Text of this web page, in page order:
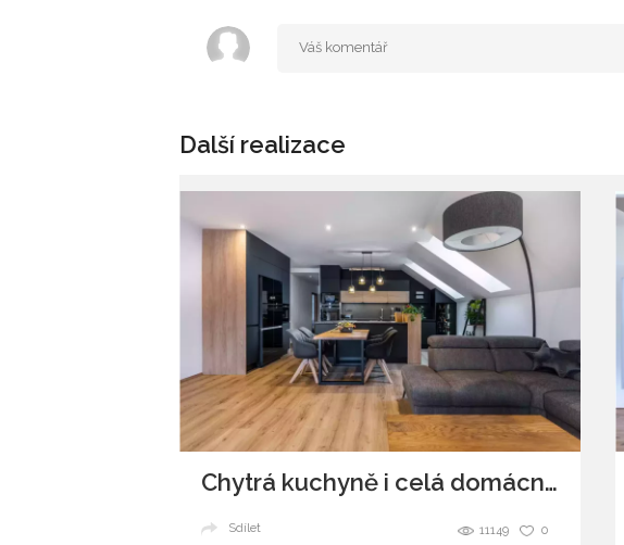
Další realizace
Chytrá kuchyně i celá domácnost
0
11149
Sdílet